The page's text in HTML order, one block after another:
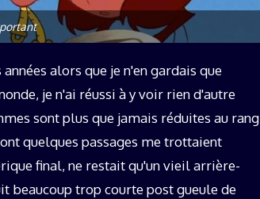
alors que je n'en gardais que
je n'ai réussi à y voir rien d'autre
sont plus que jamais réduites au rang
quelques passages me trottaient
final, ne restait qu'un vieil arrière-
beaucoup trop courte post gueule de